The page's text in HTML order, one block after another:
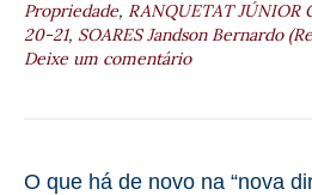
Propriedade, RANQUETAT JÚNIOR
20-21, SOARES Jandson Bernardo
Deixe um comentário
O que há de novo na “nova